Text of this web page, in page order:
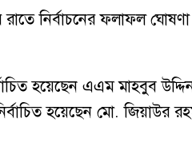
নির্বাচনের ফলাফল
হয়েছেন এএম মাহবুব
হয়েছেন মো.